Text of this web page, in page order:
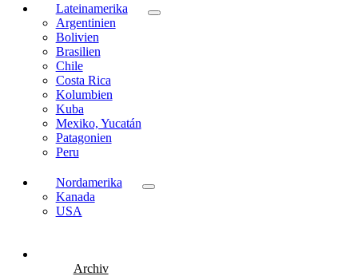
Lateinamerika
Argentinien
Bolivien
Brasilien
Chile
Costa Rica
Kolumbien
Kuba
Mexiko, Yucatán
Patagonien
Peru
Nordamerika
Kanada
USA
Archiv